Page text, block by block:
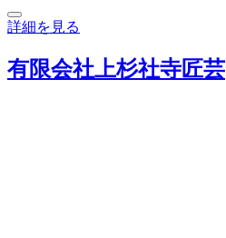
詳細を見る
有限会社上杉社寺匠芸